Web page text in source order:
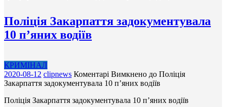
Поліція Закарпаття задокументувала
10 п’яних водіїв
КРИМІНАЛ
2020-08-12 clipnews Коментарі Вимкнено до Поліція
Закарпаття задокументувала 10 п’яних водіїв
Поліція Закарпаття задокументувала 10 п’яних водіїв